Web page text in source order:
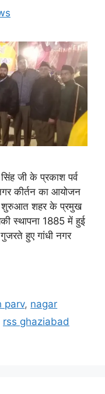
जी के प्रकाश पर्व
कीर्तन का आयोजन
शुरुआत शहर के प्रमुख
स्थापना 1885 में हुई
गुजरते हुए गांधी नगर
parv, nagar
rss ghaziabad